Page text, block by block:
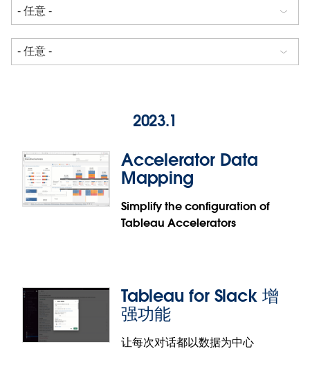
2023.1
Accelerator Data
Mapping
Simplify the configuration of
Tableau Accelerators
Tableau for Slack 增
强功能
让每次对话都以数据为中心